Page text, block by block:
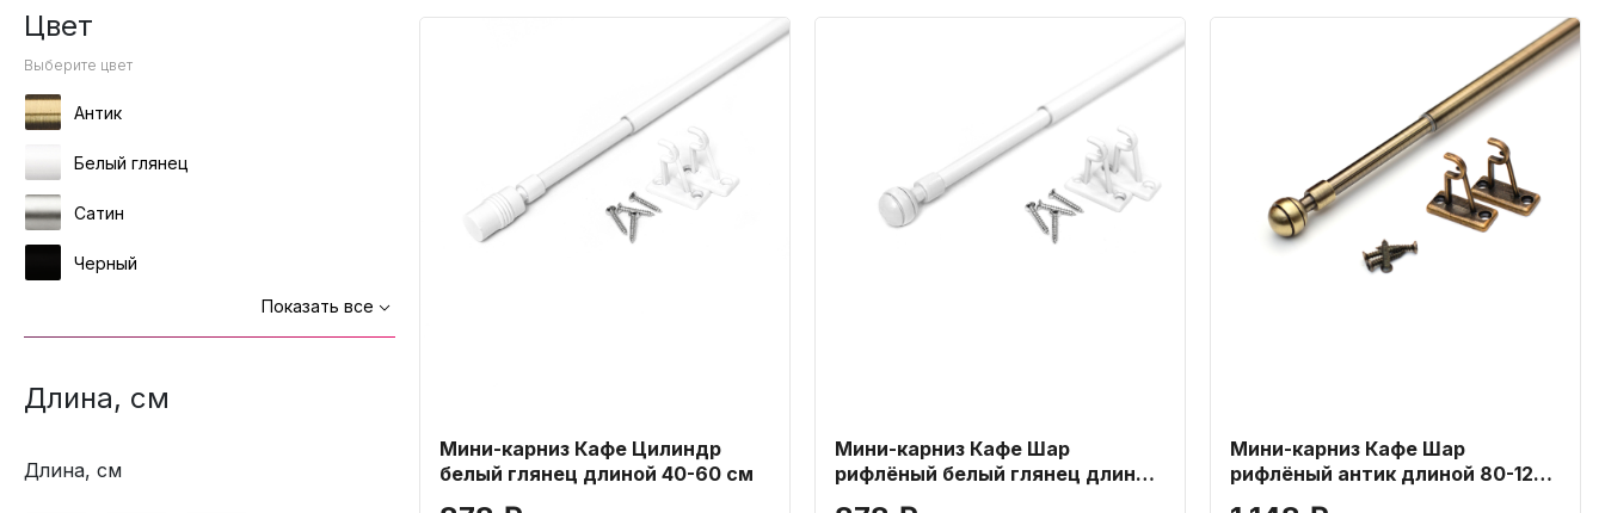
Цвет
Выберите цвет
Антик
Белый глянец
Сатин
Черный
Показать все
Длина, см
Длина, см
Мини-карниз Кафе Цилиндр
белый глянец длиной 40-60 см
Мини-карниз Кафе Шар
рифлёный белый глянец длиной
Мини-карниз Кафе Шар
рифлёный антик длиной 80-120